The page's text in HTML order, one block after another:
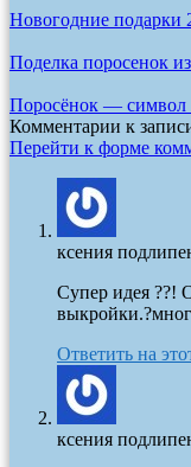
Новогодние подарки
Поделка поросенок
Поросёнок — символ
Комментарии к
Перейти к форме
ксения
Супер идея ??!
Ответить на
ксения